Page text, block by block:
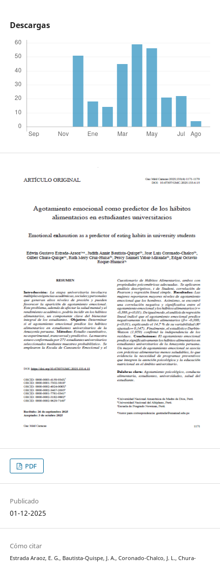
Descargas
PDF
Publicado
01-12-2025
Cómo citar
Estrada Araoz, E. G., Bautista-Quispe, J. A., Coronado-Chalco, J. L., Chura-